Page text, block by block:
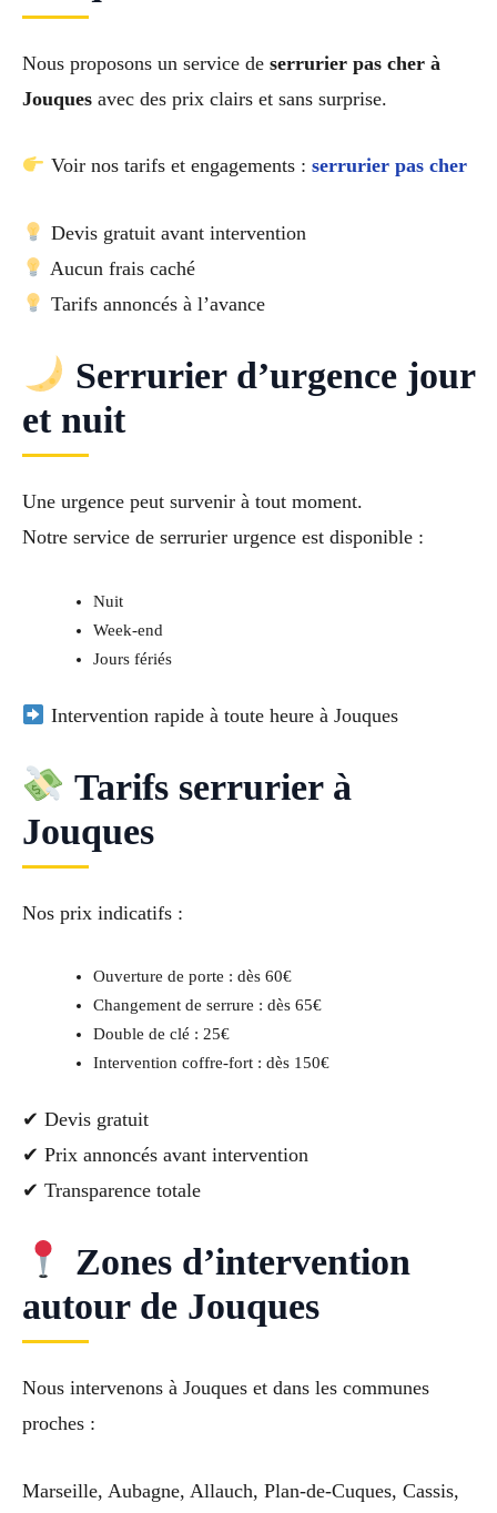
Nous proposons un service de serrurier pas cher à
Jouques avec des prix clairs et sans surprise.
Voir nos tarifs et engagements : serrurier pas cher
Devis gratuit avant intervention
Aucun frais caché
Tarifs annoncés à l’avance
Serrurier d’urgence jour
et nuit
Une urgence peut survenir à tout moment.
Notre service de serrurier urgence est disponible :
Nuit
Week-end
Jours fériés
Intervention rapide à toute heure à Jouques
Tarifs serrurier à
Jouques
Nos prix indicatifs :
Ouverture de porte : dès 60€
Changement de serrure : dès 65€
Double de clé : 25€
Intervention coffre-fort : dès 150€
✔ Devis gratuit
✔ Prix annoncés avant intervention
✔ Transparence totale
Zones d’intervention
autour de Jouques
Nous intervenons à Jouques et dans les communes
proches :
Marseille, Aubagne, Allauch, Plan-de-Cuques, Cassis,